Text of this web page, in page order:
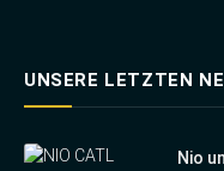
UNSERE LETZTEN
Nio